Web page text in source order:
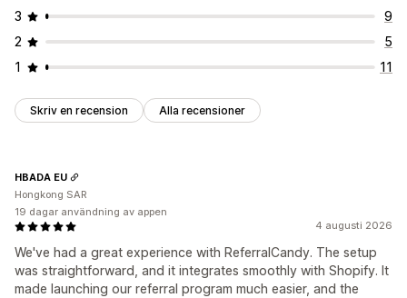
3
9
2
5
1
11
Skriv en recension Alla recensioner
4 augusti 2026
We've had a great experience with ReferralCandy. The setup
was straightforward, and it integrates smoothly with Shopify. It
made launching our referral program much easier, and the
HBADA EU
Hongkong SAR
19 dagar användning av appen